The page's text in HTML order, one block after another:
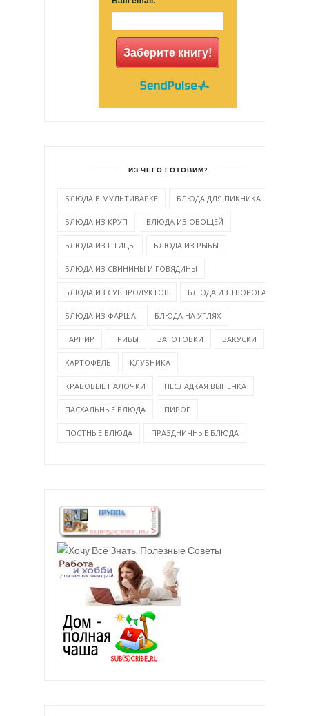
Заберите книгу!
ИЗ ЧЕГО ГОТОВИМ?
БЛЮДА В МУЛЬТИВАРКЕ БЛЮДА ДЛЯ ПИКНИКА
БЛЮДА ИЗ КРУП БЛЮДА ИЗ ОВОЩЕЙ
БЛЮДА ИЗ ПТИЦЫ БЛЮДА ИЗ РЫБЫ
БЛЮДА ИЗ СВИНИНЫ И ГОВЯДИНЫ
БЛЮДА ИЗ СУБПРОДУКТОВ БЛЮДА ИЗ ТВОРОГА
БЛЮДА ИЗ ФАРША БЛЮДА НА УГЛЯХ
ГАРНИР ГРИБЫ ЗАГОТОВКИ ЗАКУСКИ
КАРТОФЕЛЬ КЛУБНИКА
КРАБОВЫЕ ПАЛОЧКИ НЕСЛАДКАЯ ВЫПЕЧКА
ПАСХАЛЬНЫЕ БЛЮДА ПИРОГ
ПОСТНЫЕ БЛЮДА ПРАЗДНИЧНЫЕ БЛЮДА